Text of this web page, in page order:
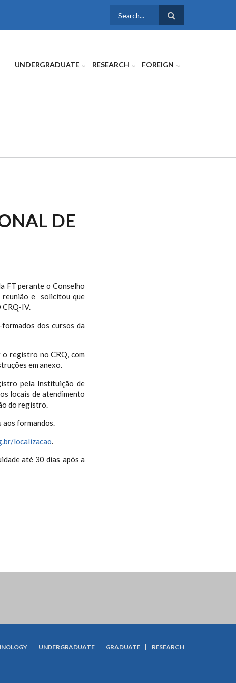
SEARCH
UNDERGRADUATE RESEARCH FOREIGN
DE
FT perante o Conselho
reunião e solicitou que
CRQ-IV.
dos cursos da
registro no CRQ, com
em anexo.
pela Instituição de
locais de atendimento
do registro.
aos formandos.
localizacao.
até 30 dias após a
UNDERGRADUATE GRADUATE RESEARCH